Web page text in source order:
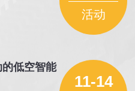
活动
11-14
低空智能